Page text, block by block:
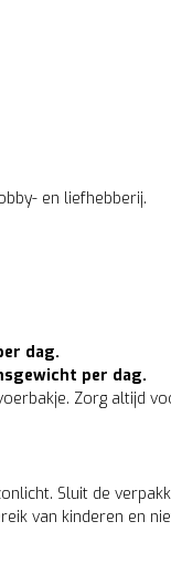
en liefhebberij.
dag.
per dag.
Zorg altijd
Sluit de
van kinderen en